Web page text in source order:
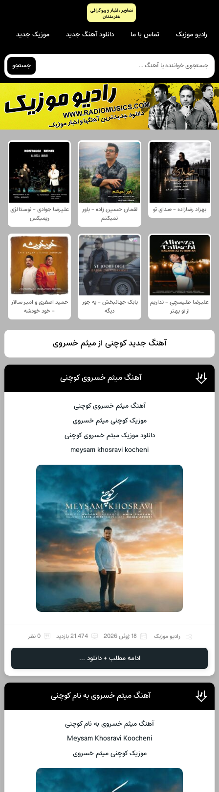
رادیو موزیک تماس با ما دانلود آهنگ جدید موزیک جدید
جستجو
بهزاد رضازاده - صدای تو
لقمان حسین زاده - باور
نمیکنم
علیرضا جوادی - نوستالژی
ریمیکس
علیرضا طلیسچی - نداریم
از تو بهتر
بابک جهانبخش - یه جور
دیگه
حمید اصغری و امیر سالار
- خود خودشه
آهنگ جدید کوچنی از میثم خسروی
آهنگ میثم خسروی کوچنی
آهنگ میثم خسروی کوچنی
موزیک کوچنی میثم خسروی
دانلود موزیک میثم خسروی کوچنی
meysam khosravi kocheni
رادیو موزیک 18 ژوئن 2026 21,474 بازدید 0 نظر
ادامه مطلب + دانلود ...
آهنگ میثم خسروی به نام کوچنی
آهنگ میثم خسروی به نام کوچنی
Meysam Khosravi Koocheni
موزیک کوچنی میثم خسروی